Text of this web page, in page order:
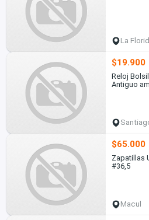
La
$19.900
Reloj
Antiguo
$65.000
Zapatillas
#36,5
Macul